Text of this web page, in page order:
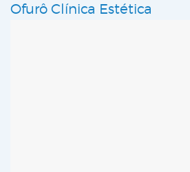
Ofurô Clínica Estética